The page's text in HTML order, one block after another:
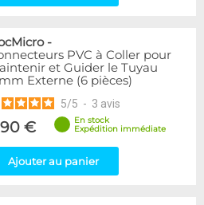
-
PVC à Coller pour
et Guider le Tuyau
Externe (6 pièces)
5/5 - 3 avis
€
En stock
Expédition immédiate
Ajouter au panier